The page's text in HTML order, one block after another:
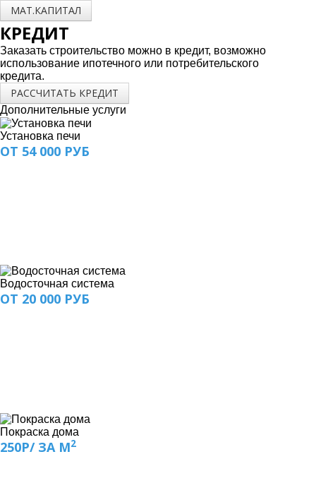
МАТ.КАПИТАЛ
КРЕДИТ
Заказать строительство можно в кредит, возможно
использование ипотечного или потребительского
кредита.
РАССЧИТАТЬ КРЕДИТ
Дополнительные услуги
Установка печи
ОТ 54 000 РУБ
Водосточная система
ОТ 20 000 РУБ
Покраска дома
250Р/ ЗА М2